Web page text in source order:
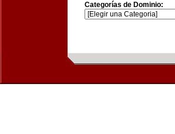
Categorías de Dominio: